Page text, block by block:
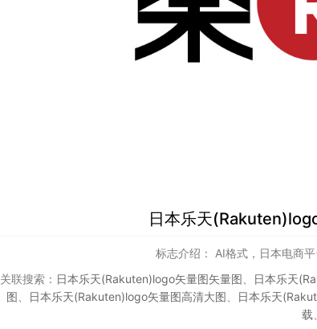
日本乐天
标志介绍： AI格式，日本电商
关联搜索： 日本乐天(Rakuten)logo矢量图矢量图 日本乐天
图
日本乐天(Rakuten)logo矢量图高清大图 日本乐天
载